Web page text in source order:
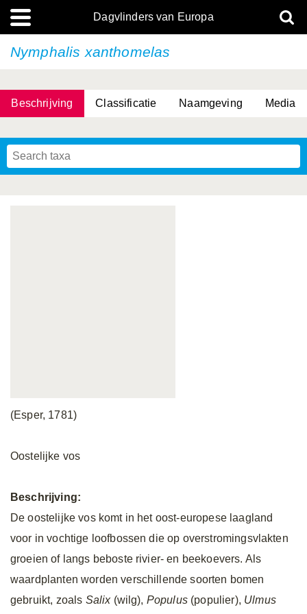
Dagvlinders van Europa
Nymphalis xanthomelas
Beschrijving Classificatie Naamgeving Media
(Esper, 1781)
Oostelijke vos
Beschrijving:
De oostelijke vos komt in het oost-europese laagland
voor in vochtige loofbossen die op overstromingsvlakten
groeien of langs beboste rivier- en beekoevers. Als
waardplanten worden verschillende soorten bomen
gebruikt, zoals Salix(wilg), Populus(populier), Ulmus